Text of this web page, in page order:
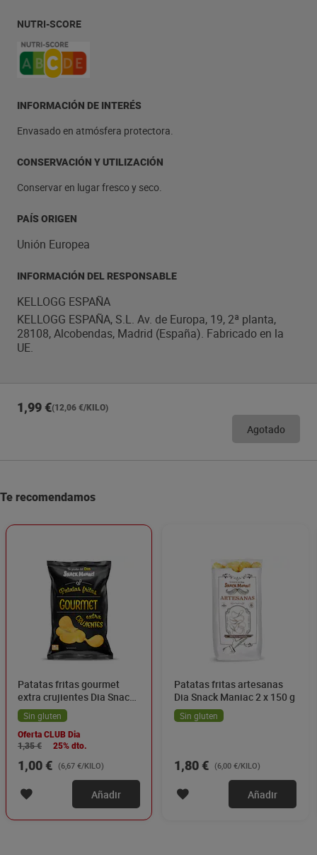
NUTRI-SCORE
INFORMACIÓN DE INTERÉS
Envasado en atmósfera protectora.
CONSERVACIÓN Y UTILIZACIÓN
Conservar en lugar fresco y seco.
PAÍS ORIGEN
Unión Europea
INFORMACIÓN DEL RESPONSABLE
KELLOGG ESPAÑA
KELLOGG ESPAÑA, S.L. Av. de Europa, 19, 2ª planta,
28108, Alcobendas, Madrid (España). Fabricado en la
UE.
1,99 €(12,06 €/KILO)
Agotado
Te recomendamos
Patatas fritas gourmet
extra crujientes Dia Snack
Maniac 150 g
Sin gluten
Oferta CLUB Dia
1,35 €
25% dto.
1,00 € (6,67 €/KILO)
Añadir
Patatas fritas artesanas
Dia Snack Maniac 2 x 150 g
Sin gluten
1,80 € (6,00 €/KILO)
Añadir